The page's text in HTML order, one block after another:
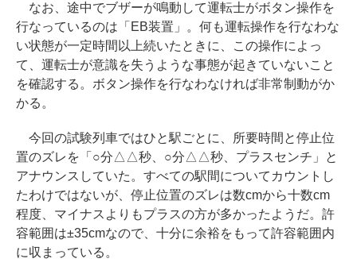
なお、途中でブザーが鳴動して運転士がボタン操作を
行なっているのは「EB装置」。何も運転操作を行なわな
い状態が一定時間以上続いたときに、この操作によっ
て、運転士が意識を失うような事態が起きていないこと
を確認する。ボタン操作を行なわなければ非常制動がか
かる。
今回の試験列車ではひと駅ごとに、所要時間と停止位
置のズレを「○分△△秒、○分△△秒、プラスセンチ」と
アナウンスしていた。すべての駅間についてカウントし
たわけではないが、停止位置のズレは数cmから十数cm
程度、マイナスよりもプラスの方が多かったようだ。許
容範囲は±35cmなので、十分に余裕をもって許容範囲内
に収まっている。